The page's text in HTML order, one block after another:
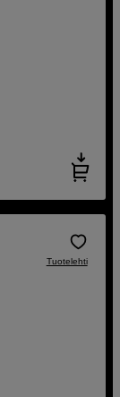
Tuotelehti